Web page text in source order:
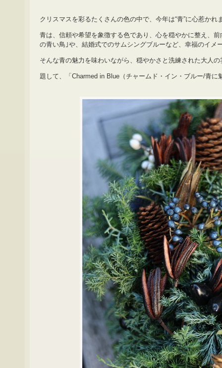
クリスマスを彩るたくさんの色の中で、今年は“青”に心惹かれ
青は、信頼や希望を象徴する色であり、心を穏やかに整え、
の青い鳥｣や、結婚式でのサムシングブルーなど、幸福のイメ
そんな青の魅力を味わいながら、穏やかさと洗練された大人
題して、「Charmed in Blue（チャームド・イン・ブルー/青に